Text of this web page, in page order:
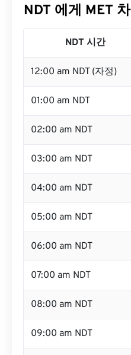
NDT 에게 MET
NDT 시간
12:00 am NDT (자정)
01:00 am NDT
02:00 am NDT
03:00 am NDT
04:00 am NDT
05:00 am NDT
06:00 am NDT
07:00 am NDT
08:00 am NDT
09:00 am NDT